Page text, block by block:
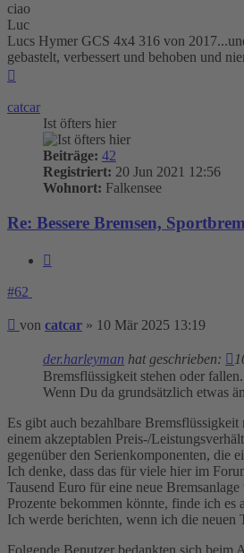
ciao
Luc
Lucs Hymer GCS 4x4 316 von
gebastelt, verbessert und behoben und
catcar
Ist öfters hier
Beiträge: 42
Registriert: 20 Jun 2021 12:56
Wohnort: Falkensee
Re: Bessere Bremsen,
#62
Beitrag
von catcar » 10 Mär 2025 13:19
der.harleyman hat geschrieben:
Bremsflüssigkeit stehen oder fallen.
Wenn Du da grundsätzlich etwas
Es gibt auch bezahlbare
einem akzeptablen Preis-/
gegenüber den Serienkomponenten, die
Ich denke, dass das für viele hier im
Tausend Euro für eine neue
Prozente bekommen könnte, finde ich es
Ich werde berichten, wenn ich die neuen
Folgende Benutzer bedankten sich beim